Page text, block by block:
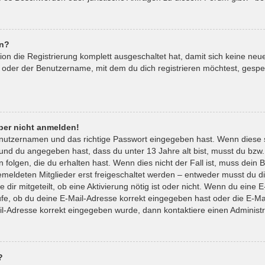
die Registrierung komplett ausgeschaltet hat, damit sich keine
der Benutzername, mit dem du dich registrieren möchtest,
nicht anmelden!
und das richtige Passwort eingegeben hast. Wenn
du angegeben hast, dass du unter 13 Jahre alt bist, musst du
folgen, die du erhalten hast. Wenn dies nicht der Fall ist, muss dein
Mitglieder erst freigeschaltet werden – entweder musst du
dir mitgeteilt, ob eine Aktivierung nötig ist oder nicht. Wenn du eine
ob du deine E-Mail-Adresse korrekt eingegeben hast oder die E-
Adresse korrekt eingegeben wurde, dann kontaktiere einen